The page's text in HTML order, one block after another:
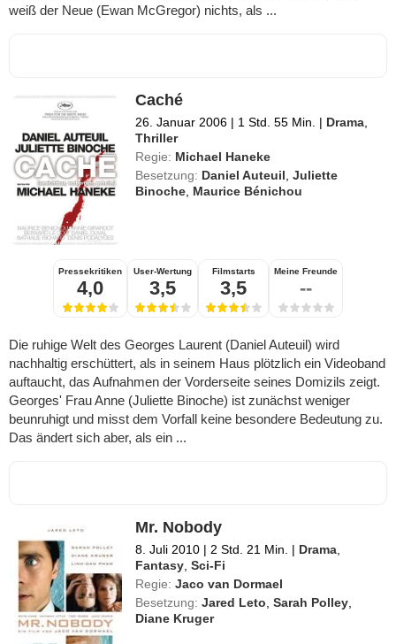
weiß der Neue (Ewan McGregor) nichts, als ...
Caché
26. Januar 2006 | 1 Std. 55 Min. | Drama
Thriller
Regie: Michael Haneke
Besetzung: Daniel Auteuil ,Juliette
Binoche Maurice Bénichou
Pressekritiken
4,0
User-Wertung
3,5
Filmstarts
3,5
Meine Freunde
--
Die ruhige Welt des Georges Laurent (Daniel Auteuil) wird
nachhaltig erschüttert, als in seinem Haus plötzlich ein Videoband
auftaucht, das Aufnahmen der Vorderseite seines Domizils zeigt.
Georges' Frau Anne (Juliette Binoche) ist zunächst weniger
beunruhigt und misst dem Vorfall keine besondere Bedeutung zu.
Das ändert sich aber, als ein ...
Mr. Nobody
8. Juli 2010 | 2 Std. 21 Min. | Drama
Fantasy ,Sci-Fi
Regie: Jaco van Dormael
Besetzung: Jared Leto ,Sarah Polley
Diane Kruger